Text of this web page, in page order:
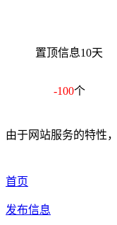
置顶信息10天
-100个
由于网站服务的特性
首页
发布信息